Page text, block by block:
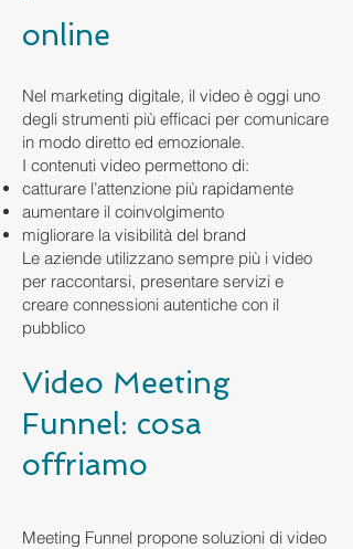
online
Nel marketing digitale, il video è oggi uno
degli strumenti più efficaci per comunicare
in modo diretto ed emozionale.
I contenuti video permettono di:
catturare l’attenzione più rapidamente
aumentare il coinvolgimento
migliorare la visibilità del brand
Le aziende utilizzano sempre più i video
per raccontarsi, presentare servizi e
creare connessioni autentiche con il
pubblico
Video Meeting
Funnel: cosa
offriamo
Meeting Funnel propone soluzioni di video